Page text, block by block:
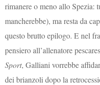
rimanere o meno allo Spezia:
mancherebbe), ma resta da
questo brutto epilogo. E nel
pensiero all’allenatore
Sport, Galliani vorrebbe
dei brianzoli dopo la